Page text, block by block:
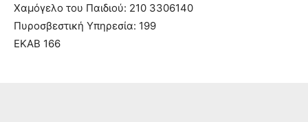
Χαμόγελο του Παιδιού: 210 3306140
Πυροσβεστική Υπηρεσία: 199
ΕΚΑΒ 166